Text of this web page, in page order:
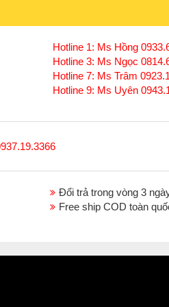
sáng công trình
năng chiếu sáng cao, chiếu
ứng dụng tiêu biểu như: công
ứng nhu cầu chiếu sáng ngoài
gió, bụi, các va đập mạnh....
ứng dụng tuyệt vời nhất của
đèn trong trường hợp này,
cư, những khu vực có địa
một phần nào đó, đảm bảo
sẽ được lắp trên cột cao đảm
Hotline 1: Ms Hồng
Hotline 3: Ms Ngọc
Hotline 7: Ms Trâm
Hotline 9: Ms Uyên
Đổi trả trong vòng 3
Free ship COD toàn